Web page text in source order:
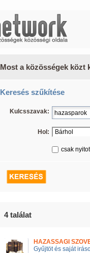
Most a közösségek közt
Keresés szűkítése
Kulcsszavak:
Hol:
csak
4 találat
HAZASSAGI
Gyűjtöt és saját